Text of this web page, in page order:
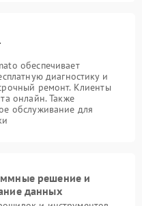
обеспечивает
диагностику и
ремонт. Клиенты
онлайн. Также
обслуживание для
решение и
данных